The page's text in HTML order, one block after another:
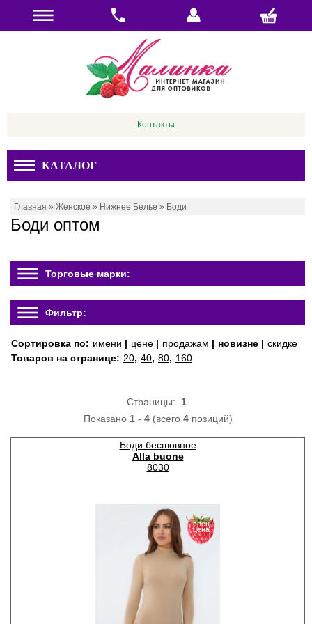
Контакты
КАТАЛОГ
Главная » Женское » Нижнее Белье » Боди
Боди оптом
Торговые марки:
Фильтр:
Сортировка по: имени | цене | продажам | новизне | скидке
Товаров на странице: 20, 40, 80, 160
Страницы: 1
Показано 1- 4(всего 4позиций)
Боди бесшовное
Alla buone
8030
спец
цена